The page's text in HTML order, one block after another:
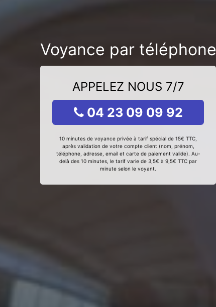
Voyance par téléphone
APPELEZ NOUS 7/7
04 23 09 09 92
10 minutes de voyance privée à tarif spécial de 15€ TTC,
après validation de votre compte client (nom, prénom,
téléphone, adresse, email et carte de paiement valide). Au-
delà des 10 minutes, le tarif varie de 3,5€ à 9,5€ TTC par
minute selon le voyant.